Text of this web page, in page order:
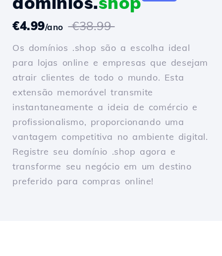
€4.99/ano €38.99
Os domínios .shop são a escolha ideal
para lojas online e empresas que desejam
atrair clientes de todo o mundo. Esta
extensão memorável transmite
instantaneamente a ideia de comércio e
profissionalismo, proporcionando uma
vantagem competitiva no ambiente digital.
Registre seu domínio .shop agora e
transforme seu negócio em um destino
preferido para compras online!